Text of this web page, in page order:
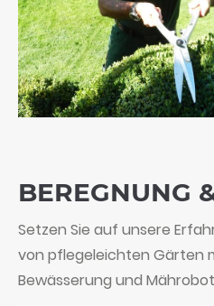
BEREGNUNG
Setzen Sie auf unsere
von pflegeleichten Gärten
Bewässerung und